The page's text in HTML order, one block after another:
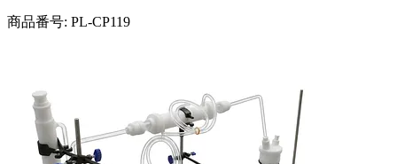
商品番号: PL-CP119